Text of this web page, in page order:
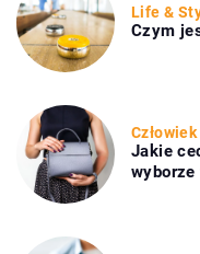
Life &
Czym
Człowiek
Jakie